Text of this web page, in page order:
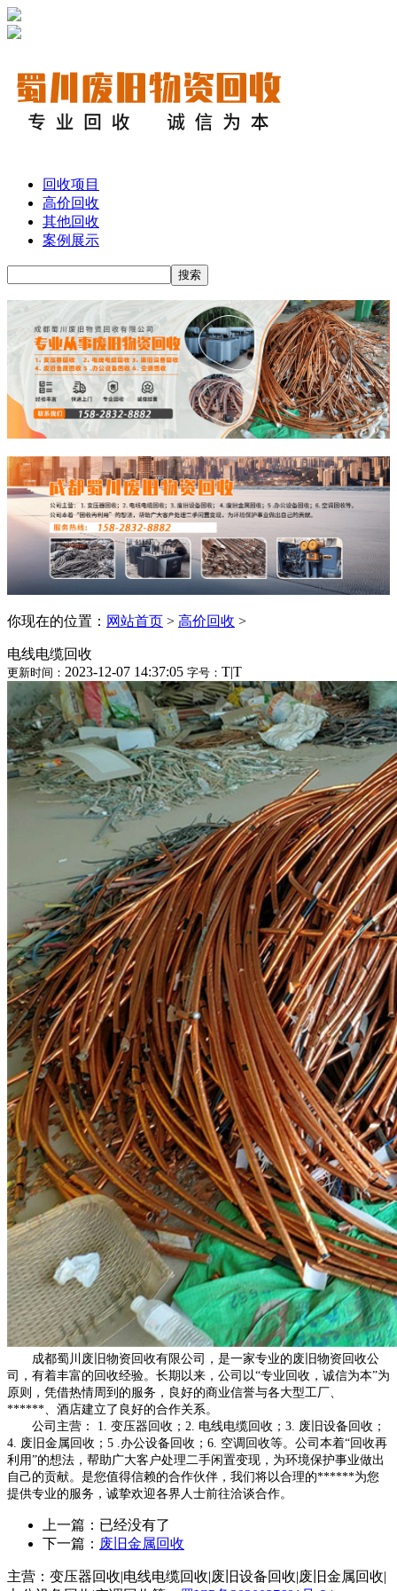
回收项目
高价回收
其他回收
案例展示
你现在的位置： 网站首页 > 高价回收 >
电线电缆回收
更新时间： 2023-12-07 14:37:05 字号： T|T
成都蜀川废旧物资回收有限公司，是一家专业的废旧物资回收公
司，有着丰富的回收经验。长期以来，公司以“专业回收，诚信为本”为
原则，凭借热情周到的服务，良好的商业信誉与各大型工厂、
******、酒店建立了良好的合作关系。
公司主营： 1. 变压器回收；2. 电线电缆回收；3. 废旧设备回收；
4. 废旧金属回收；5 .办公设备回收；6. 空调回收等。公司本着“回收再
利用”的想法，帮助广大客户处理二手闲置变现，为环境保护事业做出
自己的贡献。是您值得信赖的合作伙伴，我们将以合理的******为您
提供专业的服务，诚挚欢迎各界人士前往洽谈合作。
上一篇：已经没有了
下一篇： 废旧金属回收
主营：变压器回收|电线电缆回收|废旧设备回收|废旧金属回收|